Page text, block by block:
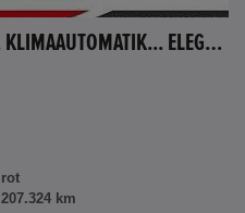
HONDA HR-V 1.6 I-DTEC NAVI. KLIMAAUTOMATIK... ELEGANCE
rot
207.324 km